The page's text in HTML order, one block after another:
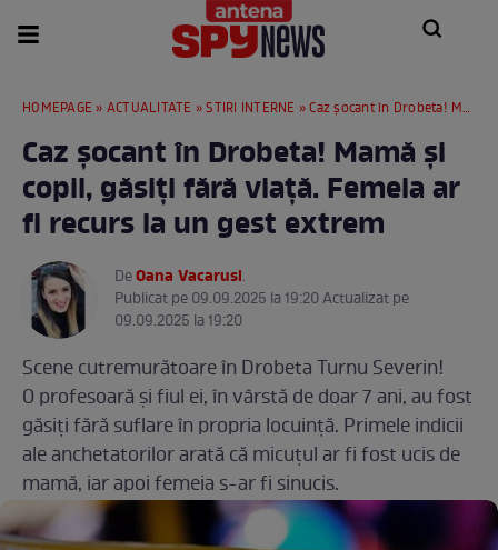
HOMEPAGE » ACTUALITATE »STIRI INTERNE » Caz șocant în Drobeta! Mamă și copil, găsiți fără viață. Femeia ar fi recurs la un gest extrem
Caz șocant în Drobeta! Mamă și
copil, găsiți fără viață. Femeia ar
fi recurs la un gest extrem
DeOana Vacarusi.
Publicat pe 09.09.2025 la 19:20 Actualizat pe
09.09.2025 la 19:20
Scene cutremurătoare în Drobeta Turnu Severin!
O profesoară și fiul ei, în vârstă de doar 7 ani, au fost
găsiți fără suflare în propria locuință. Primele indicii
ale anchetatorilor arată că micuțul ar fi fost ucis de
mamă, iar apoi femeia s-ar fi sinucis.